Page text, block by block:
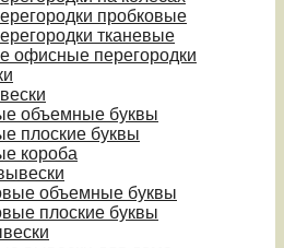
пробковые
тканевые
офисные перегородки
объемные буквы
плоские буквы
короба
объемные буквы
плоские буквы